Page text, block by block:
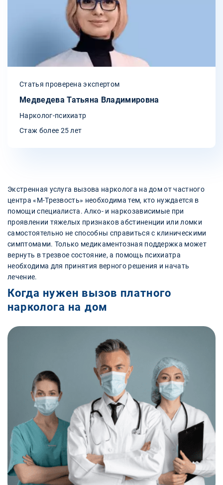
Статья проверена экспертом
Медведева Татьяна Владимировна
Нарколог-психиатр
Стаж более 25 лет
Экстренная услуга вызова нарколога на дом от частного
центра «М-Трезвость» необходима тем, кто нуждается в
помощи специалиста. Алко- и наркозависимые при
проявлении тяжелых признаков абстиненции или ломки
самостоятельно не способны справиться с клиническими
симптомами. Только медикаментозная поддержка может
вернуть в трезвое состояние, а помощь психиатра
необходима для принятия верного решения и начать
лечение.
Когда нужен вызов платного
нарколога на дом